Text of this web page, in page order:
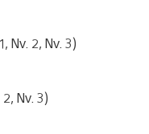
Nv. 2, Nv. 3)
Nv. 3)